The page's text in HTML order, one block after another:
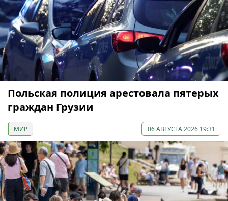
Польская полиция арестовала пятерых
граждан Грузии
МИР 06 АВГУСТА 2026 19:31